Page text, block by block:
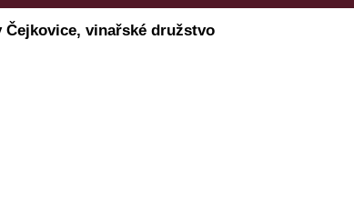
se
Čejkovice, vinařské družstvo